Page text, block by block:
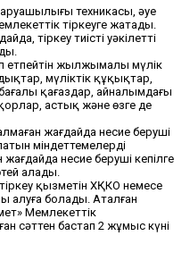
техникасы, әуе
тіркеуге жатады.
тіркеу тиісті уәкілетті
етпейтін жылжымалы мүлік
мүліктік құқықтар,
қағаздар, айналымдағы
астық және өзге де
жағдайда несие беруші
міндеттемелерді
жағдайда несие беруші кепілге
алады.
қызметін ХҚКО немесе
алуға болады. Аталған
Мемлекеттік
сәттен бастап 2 жұмыс күні